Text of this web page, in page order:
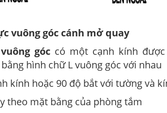
vuông góc cánh mở quay
góc có một cạnh kính
hình chữ L vuông góc với nhau
kính hoặc 90 độ bắt với tường và
theo mặt bằng của phòng tắm